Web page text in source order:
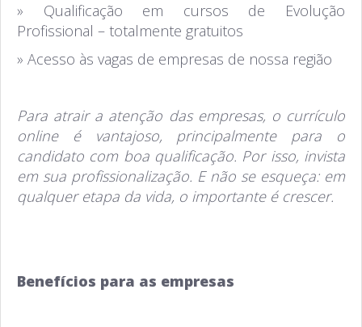
» Qualificação em cursos de Evolução
Profissional – totalmente gratuitos
» Acesso às vagas de empresas de nossa região
Para atrair a atenção das empresas, o currículo
online é vantajoso, principalmente para o
candidato com boa qualificação. Por isso, invista
em sua profissionalização. E não se esqueça: em
qualquer etapa da vida, o importante é crescer.
Benefícios para as empresas